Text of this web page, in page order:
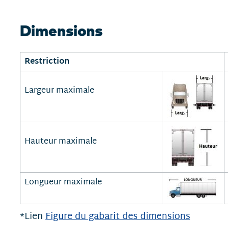
Dimensions
Restriction
Largeur maximale
Hauteur maximale
Longueur maximale
*Lien Figure du gabarit des dimensions